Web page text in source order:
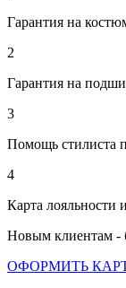
Гарантия на
2
Гарантия на
3
Помощь стилиста
4
Карта лояльности
Новым клиентам -
ОФОРМИТЬ